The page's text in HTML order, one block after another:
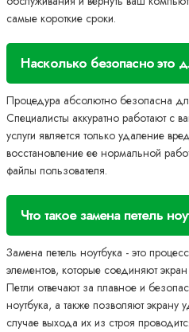
самые короткие сроки.
Насколько безопасно это
Процедура абсолютно безопасна
Специалисты аккуратно работают с
услуги является только удаление
восстановление ее нормальной
файлы пользователя.
Что такое замена петель
Замена петель ноутбука - это
элементов, которые соединяют
Петли отвечают за плавное и
ноутбука, а также позволяют экрану
случае выхода их из строя